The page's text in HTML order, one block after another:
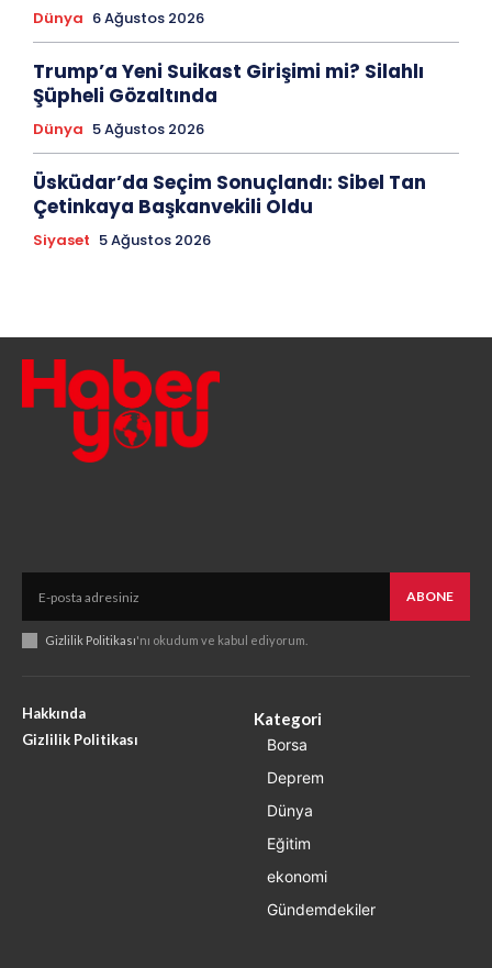
Dünya 6 Ağustos 2026
Trump’a Yeni Suikast Girişimi mi? Silahlı
Şüpheli Gözaltında
Dünya 5 Ağustos 2026
Üsküdar’da Seçim Sonuçlandı: Sibel Tan
Çetinkaya Başkanvekili Oldu
Siyaset 5 Ağustos 2026
ABONE
Gizlilik Politikası'nı okudum ve kabul ediyorum.
Hakkında
Gizlilik Politikası
Kategori
Borsa
Deprem
Dünya
Eğitim
ekonomi
Gündemdekiler